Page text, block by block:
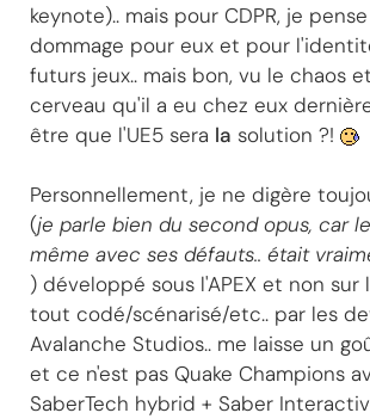
keynote).. mais pour CDPR, je
dommage pour eux et pour
futurs jeux.. mais bon, vu le chaos
cerveau qu'il a eu chez eux
être que l'UE5 sera la solution ?!
Personnellement, je ne digère
(je parle bien du second opus, car
même avec ses défauts.. était
) développé sous l'APEX et non sur
tout codé/scénarisé/etc.. par les
Avalanche Studios.. me laisse un
et ce n'est pas Quake Champions
SaberTech hybrid + Saber